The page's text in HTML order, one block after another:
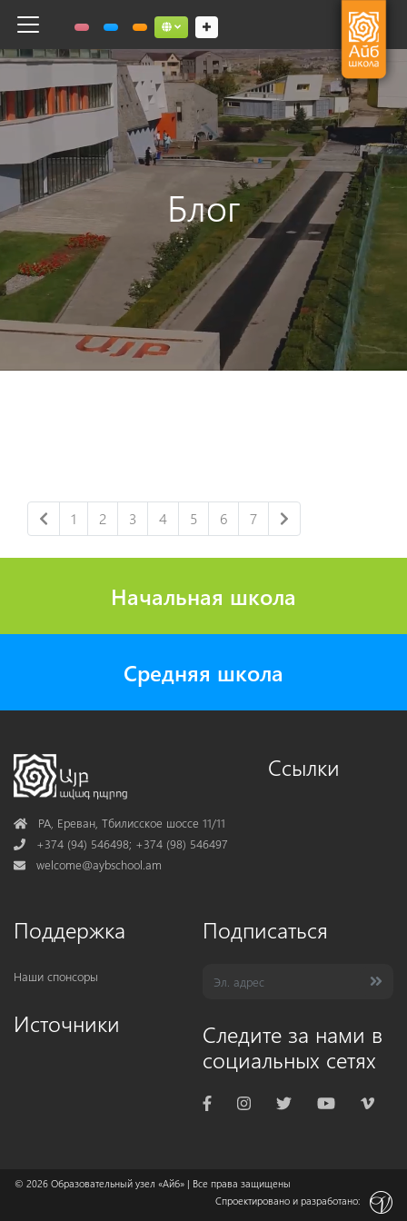
Toggle navigation Social links dropdown button
Блог
1 2 3 4 5 6 7
Начальная школа
Средняя школа
AddressРА, Ереван, Тбилисское шоссе 11/11
Phone+374 (94) 546498; +374 (98) 546497
Mail
welcome@aybschool.am
Ссылки
Поддержка
Наши спонсоры
Источники
Подписаться
Следите за нами в
социальных сетях
© 2026 Образовательный узел «Айб» | Все права защищены
Спроектировано и разработано: